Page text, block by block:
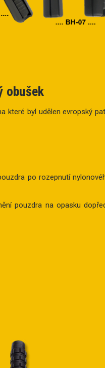
obušek
které byl udělen evropský
po rozepnutí
pouzdra na opasku